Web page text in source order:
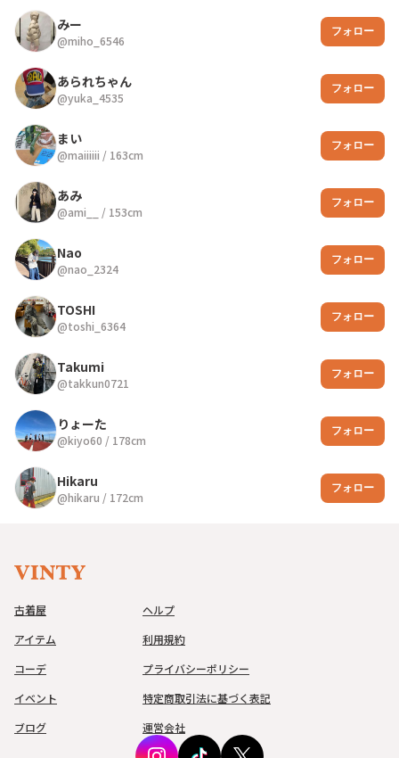
みー
@miho_6546
フォロー
あられちゃん
@yuka_4535
フォロー
まい
@maiiiiii / 163cm
フォロー
あみ
@ami__ / 153cm
フォロー
Nao
@nao_2324
フォロー
TOSHI
@toshi_6364
フォロー
Takumi
@takkun0721
フォロー
りょーた
@kiyo60 / 178cm
フォロー
Hikaru
@hikaru / 172cm
フォロー
古着屋
アイテム
コーデ
イベント
ブログ
ヘルプ
利用規約
プライバシーポリシー
特定商取引法に基づく表記
運営会社